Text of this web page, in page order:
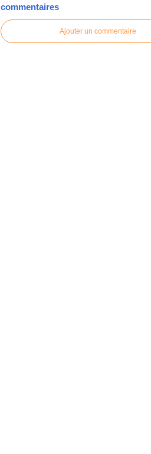
commentaires
Ajouter un commentaire